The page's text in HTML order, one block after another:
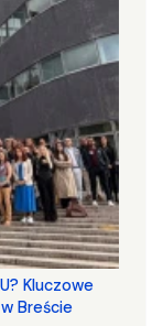
Kluczowe
Breście